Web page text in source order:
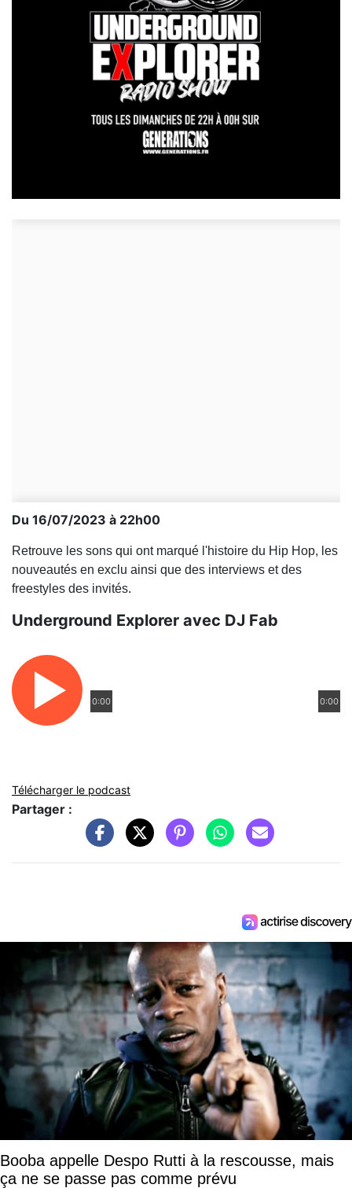
Du 16/07/2023 à 22h00
Retrouve les sons qui ont marqué l'histoire du Hip Hop, les
nouveautés en exclu ainsi que des interviews et des
freestyles des invités.
Underground Explorer avec DJ Fab
0:00 0:00
Télécharger le podcast
Partager :
Booba appelle Despo Rutti à la rescousse, mais
ça ne se passe pas comme prévu